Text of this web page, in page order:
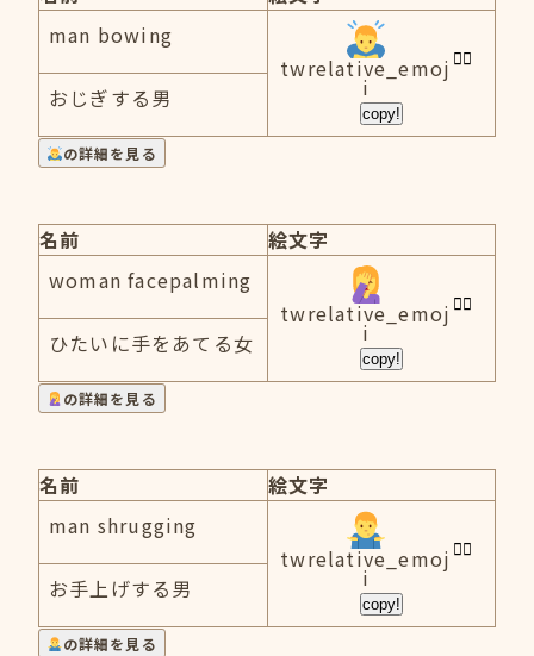
man bowing
twrelative_emoj
i
copy!
おじぎする男
の詳細を見る
名前
絵文字
woman facepalming
twrelative_emoj
i
copy!
ひたいに手をあてる女
の詳細を見る
名前
絵文字
man shrugging
twrelative_emoj
i
copy!
お手上げする男
の詳細を見る